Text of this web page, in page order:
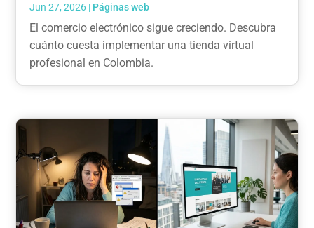
Jun 27, 2026 | Páginas web
El comercio electrónico sigue creciendo. Descubra
cuánto cuesta implementar una tienda virtual
profesional en Colombia.